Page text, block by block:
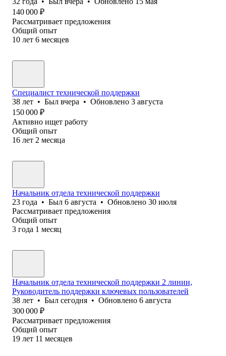
140 000 ₽
Рассматривает предложения
Общий опыт
10 лет 6 месяцев
Специалист технической поддержки
38 лет • Был вчера • Обновлено 3 августа
150 000 ₽
Активно ищет работу
Общий опыт
16 лет 2 месяца
Начальник отдела технической поддержки
23 года • Был 6 августа • Обновлено 30 июля
Рассматривает предложения
Общий опыт
3 года 1 месяц
Начальник отдела технической поддержки 2 линии,
Руководитель поддержки ключевых пользователей
38 лет • Был сегодня • Обновлено 6 августа
300 000 ₽
Рассматривает предложения
Общий опыт
19 лет 11 месяцев